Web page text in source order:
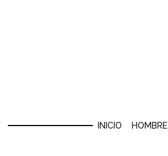
INICIO HOMBRE